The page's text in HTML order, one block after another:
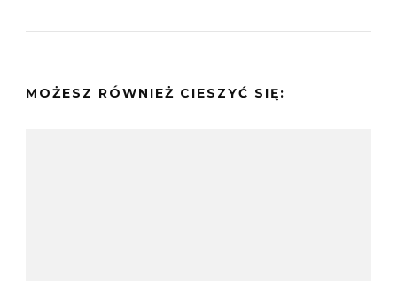
MOŻESZ RÓWNIEŻ CIESZYĆ SIĘ: